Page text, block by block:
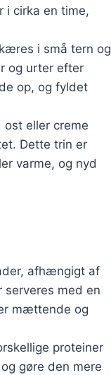
i cirka en time,
i små tern og
og urter efter
op, og fyldet
eller creme
Dette trin er
varme, og nyd
afhængigt af
med en
mættende og
proteiner
gøre den mere